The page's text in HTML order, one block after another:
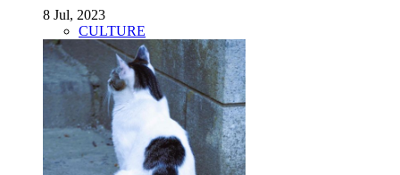
8 Jul, 2023
CULTURE